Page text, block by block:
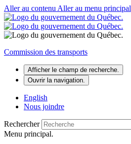
Aller au contenu Aller au menu principal
Commission des transports
Afficher le champ de recherche.
Ouvrir la navigation.
English
Nous joindre
Rechercher
Menu principal.